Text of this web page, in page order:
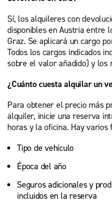
Sí, los alquileres con
disponibles en Austria entre
Graz. Se aplicará un cargo
Todos los cargos indicados
sobre el valor añadido) y los
¿Cuánto cuesta alquilar un
Para obtener el precio más
alquiler, inicie una reserva
horas y la oficina. Hay
Tipo de vehículo
Época del año
Seguros adicionales y
incluidos en la reserva